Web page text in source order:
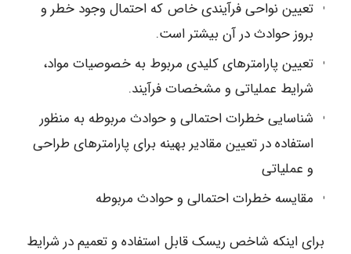
تعیین نواحی فرآیندی خاص که احتمال وجود خطر و
بروز حوادث در آن بیشتر است.
تعیین پارامترهای کلیدی مربوط به خصوصیات مواد،
شرایط عملیاتی و مشخصات فرآیند.
شناسایی خطرات احتمالی و حوادث مربوطه به منظور
استفاده در تعیین مقادیر بهینه برای پارامترهای طراحی
و عملیاتی
مقایسه خطرات احتمالی و حوادث مربوطه
برای اینکه شاخص ریسک قابل استفاده و تعمیم در شرایط